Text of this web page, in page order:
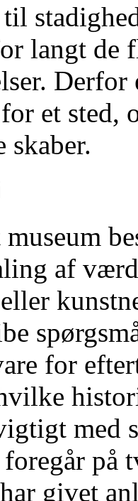
langt de
et
skaber.
af
for
med
givet